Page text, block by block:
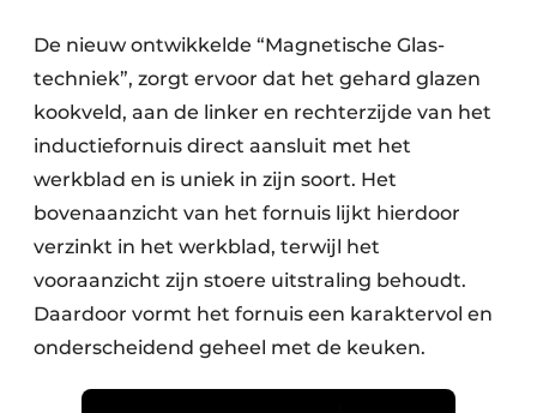
De nieuw ontwikkelde “Magnetische Glas­
techniek”, zorgt ervoor dat het gehard glazen
kookveld, aan de linker en rechterzijde van het
inductiefornuis direct aansluit met het
werkblad en is uniek in zijn soort. Het
bovenaanzicht van het fornuis lijkt hierdoor
verzinkt in het werkblad, terwijl het
vooraanzicht zijn stoere uitstraling behoudt.
Daardoor vormt het fornuis een karaktervol en
onderscheidend geheel met de keuken.